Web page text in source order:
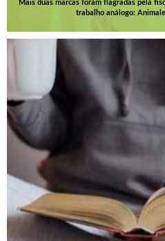
Mais duas marcas foram flagradas pela
trabalho análogo: